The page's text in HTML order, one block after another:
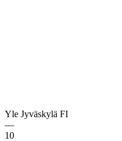
Yle Jyväskylä FI
—
10